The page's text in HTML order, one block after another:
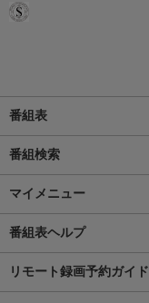
番組表
番組検索
マイメニュー
番組表ヘルプ
リモート録画予約ガイド